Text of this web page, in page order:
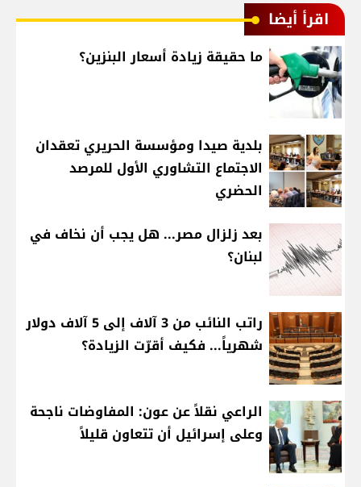
اقرأ أيضا
ما حقيقة زيادة أسعار البنزين؟
بلدية صيدا ومؤسسة الحريري تعقدان
الاجتماع التشاوري الأول للمرصد
الحضري
بعد زلزال مصر... هل يجب أن نخاف في
لبنان؟
راتب النائب من 3 آلاف إلى 5 آلاف دولار
شهرياً... فكيف أقرّت الزيادة؟
الراعي نقلاً عن عون: المفاوضات ناجحة
وعلى إسرائيل أن تتعاون قليلاً